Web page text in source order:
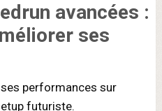
avancées :
ses